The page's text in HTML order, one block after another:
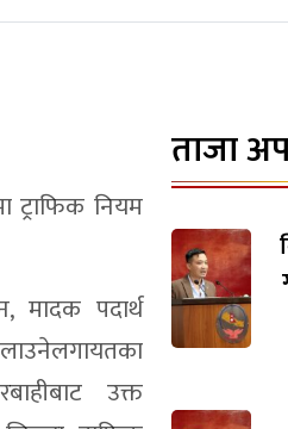
ट्राफिक नियम
मादक पदार्थ
उक्त
ताजा